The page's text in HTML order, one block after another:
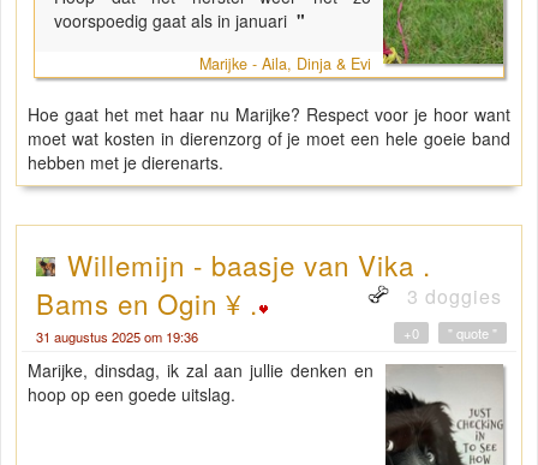
voorspoedig gaat als in januari "
Marijke - Aila, Dinja & Evi
Hoe gaat het met haar nu Marijke? Respect voor je hoor want
moet wat kosten in dierenzorg of je moet een hele goeie band
hebben met je dierenarts.
Willemijn - baasje van Vika .
Bams en Ogin ¥ .
3 doggies
31 augustus 2025 om 19:36 " quote "
+0
Marijke, dinsdag, ik zal aan jullie denken en
hoop op een goede uitslag.